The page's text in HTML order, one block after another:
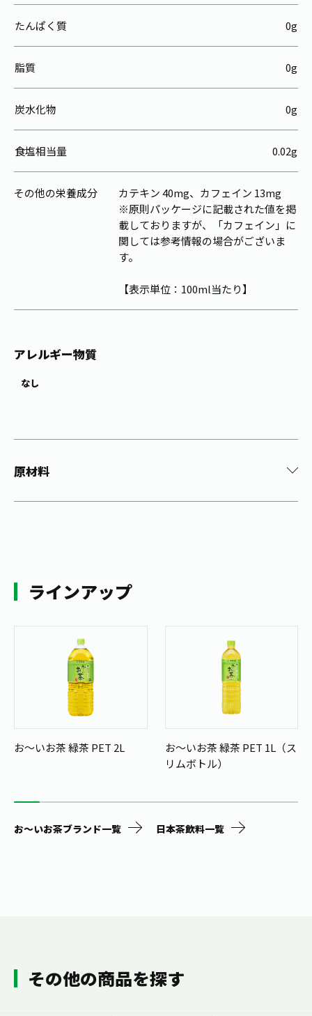
たんぱく質 0g
脂質 0g
炭水化物 0g
食塩相当量 0.02g
その他の栄養成分
カテキン 40mg、カフェイン 13mg
※原則パッケージに記載された値を掲
載しておりますが、「カフェイン」に
関しては参考情報の場合がございま
す。
【表示単位：100ml当たり】
アレルギー物質
なし
原材料
ラインアップ
お～いお茶 緑茶 PET 2L
お～いお茶 緑茶 PET 1L（ス
リムボトル）
お～いお茶ブランド一覧 日本茶飲料一覧
その他の商品を探す